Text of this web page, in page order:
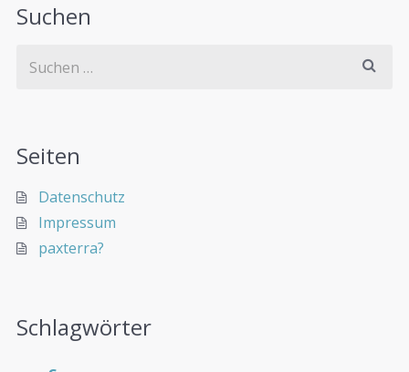
Suchen
Seiten
Datenschutz
Impressum
paxterra?
Schlagwörter